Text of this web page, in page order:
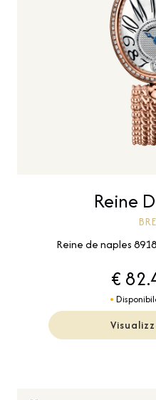
Reine
Reine de naples
€